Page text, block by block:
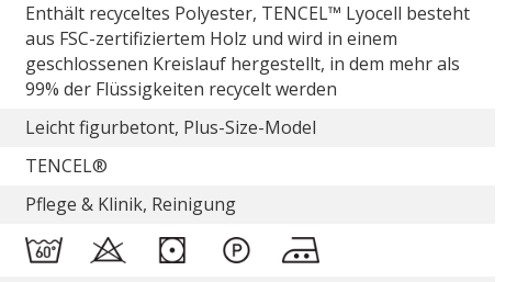
Enthält recyceltes Polyester, TENCEL™ Lyocell besteht
aus FSC-zertifiziertem Holz und wird in einem
geschlossenen Kreislauf hergestellt, in dem mehr als
99% der Flüssigkeiten recycelt werden
Leicht figurbetont, Plus-Size-Model
TENCEL®
Pflege & Klinik, Reinigung